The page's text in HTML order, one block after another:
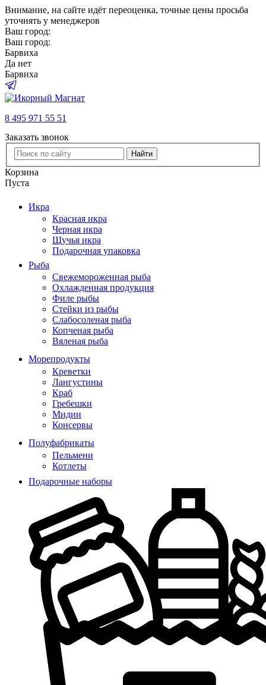
Внимание, на сайте идёт переоценка, точные цены просьба
уточнять у менеджеров
Ваш город:
Ваш город:
Барвиха
Да нет
Барвиха
8 495 971 55 51
Заказать звонок
Найти
Корзина
Пуста
Икра
Красная икра
Черная икра
Щучья икра
Подарочная упаковка
Рыба
Свежемороженная рыба
Охлажденная продукция
Филе рыбы
Стейки из рыбы
Слабосоленая рыба
Копченая рыба
Вяленая рыба
Морепродукты
Креветки
Лангустины
Краб
Гребешки
Мидии
Консервы
Полуфабрикаты
Пельмени
Котлеты
Подарочные наборы